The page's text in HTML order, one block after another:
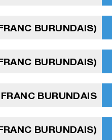
BURUNDAIS)
BURUNDAIS)
BURUNDAIS
BURUNDAIS)